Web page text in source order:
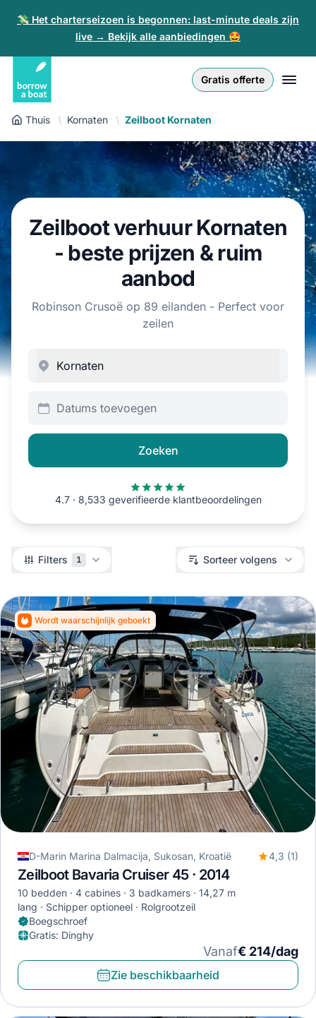
💸 Het charterseizoen is begonnen: last-minute deals zijn
live → Bekijk alle aanbiedingen 🤩
Gratis offerte
Inloggen
Inschrijven
Voor partners
Złoty
English (UK)
Nederlands
Español
Français
Polski
Thuis Kornaten Zeilboot Kornaten
Zeilboot verhuur Kornaten
- beste prijzen & ruim
aanbod
Robinson Crusoë op 89 eilanden - Perfect voor
zeilen
Datums toevoegen
Zoeken
4.7 · 8,533 geverifieerde klantbeoordelingen
Filters Filters 1 Sorteer volgens
Wordt waarschijnlijk geboekt
D-Marin Marina Dalmacija, Sukosan, Kroatië 4,3 (1)
Zeilboot Bavaria Cruiser 45 · 2014
10 bedden 4 cabines 3 badkamers
14,27 m
lang
Schipper optioneel
Rolgrootzeil
Boegschroef
Gratis: Dinghy
Vanaf€ 214/dag
Zie beschikbaarheid